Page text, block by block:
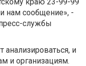
нам сообщение», -
службы
анализироваться, и
и организациям.